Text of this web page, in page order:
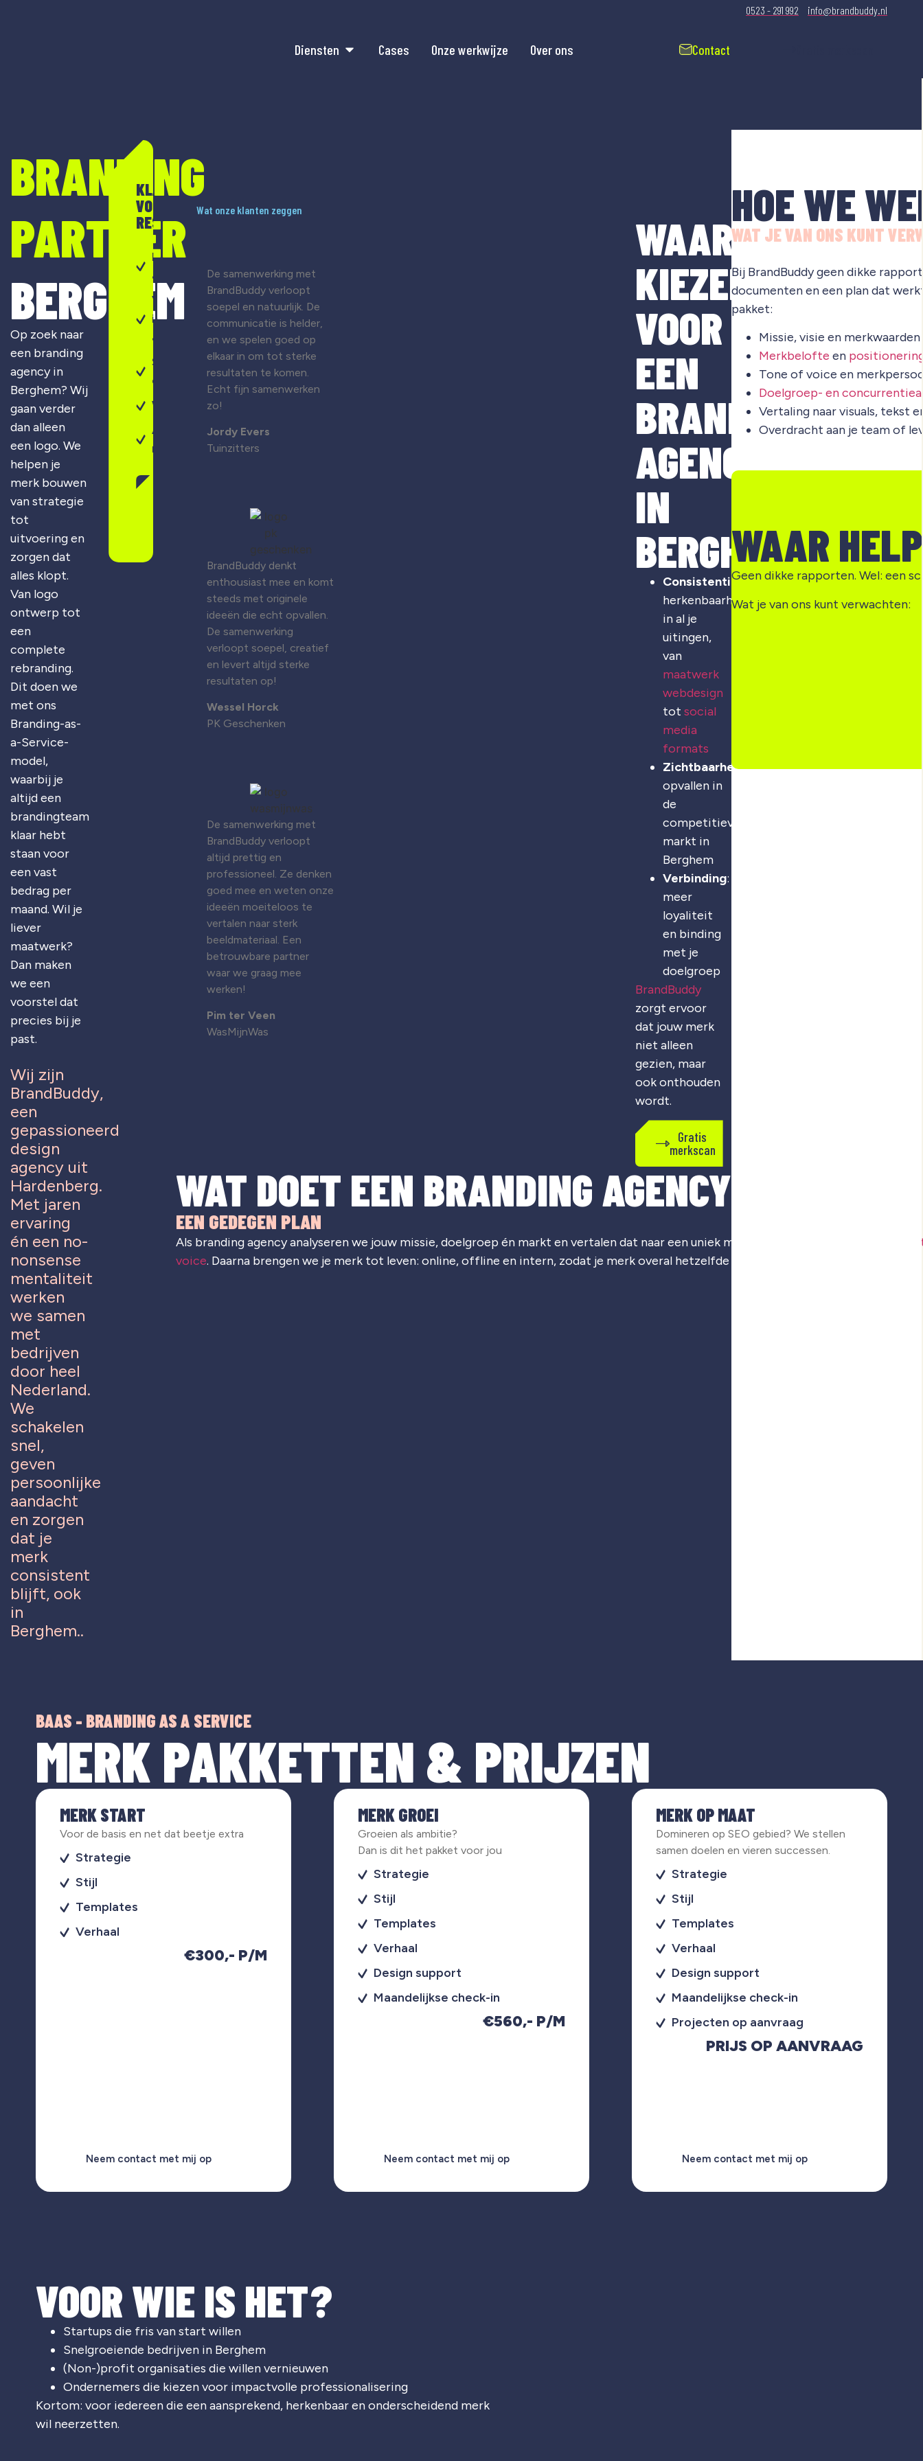
0523 - 291 992 info@brandbuddy.nl
Diensten Cases Onze werkwijze Over ons Contact
BRANDING
PARTNER
BERGHEM
Op zoek naar
een branding
agency in
Berghem? Wij
gaan verder
dan alleen
een logo. We
helpen je
merk bouwen
van strategie
tot
uitvoering en
zorgen dat
alles klopt.
Van logo
ontwerp tot
een
complete
rebranding.
Dit doen we
met ons
Branding-as-
a-Service-
model,
waarbij je
altijd een
brandingteam
klaar hebt
staan voor
een vast
bedrag per
maand. Wil je
liever
maatwerk?
Dan maken
we een
voorstel dat
precies bij je
past.
Wij zijn
BrandBuddy,
een
gepassioneerd
design
agency uit
Hardenberg.
Met jaren
ervaring
én een no-
nonsense
mentaliteit
werken
we samen
met
bedrijven
door heel
Nederland.
We
schakelen
snel,
geven
persoonlijke
aandacht
en zorgen
dat je
merk
consistent
blijft, ook
in
Berghem..
KLAAR
VOOR
RESULTAAT?
Merkontwikkeling
& strategie
Visuele
identiteit
& design
Sterke
campagnes
Webdesign
Altijd
maatwerk
Wat onze klanten zeggen
De samenwerking met
BrandBuddy verloopt
soepel en natuurlijk. De
communicatie is helder,
en we spelen goed op
elkaar in om tot sterke
resultaten te komen.
Echt fijn samenwerken
zo!
Jordy Evers
Tuinzitters
BrandBuddy denkt
enthousiast mee en komt
steeds met originele
ideeën die echt opvallen.
De samenwerking
verloopt soepel, creatief
en levert altijd sterke
resultaten op!
Wessel Horck
PK Geschenken
De samenwerking met
BrandBuddy verloopt
altijd prettig en
professioneel. Ze denken
goed mee en weten onze
ideeën moeiteloos te
vertalen naar sterk
beeldmateriaal. Een
betrouwbare partner
waar we graag mee
werken!
Pim ter Veen
WasMijnWas
WAT DOET EEN BRANDING AGENCY?
EEN GEDEGEN PLAN
Als branding agency analyseren we jouw missie, doelgroep én markt en vertalen dat naar een uniek merk: je
visuele
voice. Daarna brengen we je merk tot leven: online, offline en intern, zodat je merk overal hetzelfde voelt.
WAAROM
KIEZEN
VOOR
EEN
BRANDING
AGENCY
IN
BERGHEM?
Consistentie:
herkenbaarheid
in al je
uitingen,
van
maatwerk
webdesign
tot social
media
formats
Zichtbaarheid:
opvallen in
de
competitieve
markt in
Berghem
Verbinding:
meer
loyaliteit
en binding
met je
doelgroep
BrandBuddy
zorgt ervoor
dat jouw merk
niet alleen
gezien, maar
ook onthouden
wordt.
Gratis
merkscan
HOE WE
WAT JE VAN ONS KUNT
Bij BrandBuddy geen dikke
documenten en een plan dat
pakket:
Missie, visie en merkwaarden
Merkbelofte en
Tone of voice en
Doelgroep- en
Vertaling naar visuals, tekst
Overdracht aan je team of
WAAR
Geen dikke rapporten. Wel: een
Wat je van ons kunt verwachten:
BAAS - BRANDING AS A SERVICE
MERK PAKKETTEN & PRIJZEN
MERK START
Voor de basis en net dat beetje extra
Strategie
Stijl
Templates
Verhaal
€300,- P/M
Neem contact met mij op
MERK GROEI
Groeien als ambitie?
Dan is dit het pakket voor jou
Strategie
Stijl
Templates
Verhaal
Design support
Maandelijkse check-in
€560,- P/M
Neem contact met mij op
MERK OP MAAT
Domineren op SEO gebied? We stellen
samen doelen en vieren successen.
Strategie
Stijl
Templates
Verhaal
Design support
Maandelijkse check-in
Projecten op aanvraag
PRIJS OP AANVRAAG
Neem contact met mij op
VOOR WIE IS HET?
Startups die fris van start willen
Snelgroeiende bedrijven in Berghem
(Non-)profit organisaties die willen vernieuwen
Ondernemers die kiezen voor impactvolle professionalisering
Kortom: voor iedereen die een aansprekend, herkenbaar en onderscheidend merk
wil neerzetten.